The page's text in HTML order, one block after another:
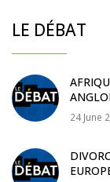
LE DÉBAT
24 June